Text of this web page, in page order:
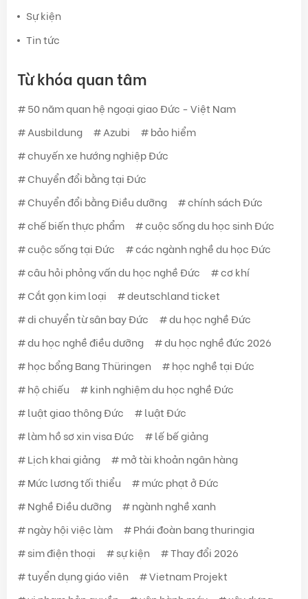
Sự kiện
Tin tức
Từ khóa quan tâm
50 năm quan hệ ngoại giao Đức - Việt Nam
Ausbildung
Azubi
bảo hiểm
chuyến xe hướng nghiệp Đức
Chuyển đổi bằng tại Đức
Chuyển đổi bằng Điều dưỡng
chính sách Đức
chế biến thực phẩm
cuộc sống du học sinh Đức
cuộc sống tại Đức
các ngành nghề du học Đức
câu hỏi phỏng vấn du học nghề Đức
cơ khí
Cắt gọn kim loại
deutschland ticket
di chuyển từ sân bay Đức
du học nghề Đức
du học nghề điều dưỡng
du học nghề đức 2026
học bổng Bang Thüringen
học nghề tại Đức
hộ chiếu
kinh nghiệm du học nghề Đức
luật giao thông Đức
luật Đức
làm hồ sơ xin visa Đức
lế bế giảng
Lịch khai giảng
mở tài khoản ngân hàng
Mức lương tối thiểu
mức phạt ở Đức
Nghề Điều dưỡng
ngành nghề xanh
ngày hội việc làm
Phái đoàn bang thuringia
sim điện thoại
sự kiện
Thay đổi 2026
tuyển dụng giáo viên
Vietnam Projekt